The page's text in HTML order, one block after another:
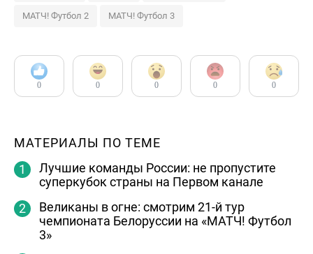
МАТЧ! Футбол 2 МАТЧ! Футбол 3
0 0 0 0 0
МАТЕРИАЛЫ ПО ТЕМЕ
Лучшие команды России: не пропустите
суперкубок страны на Первом канале
Великаны в огне: смотрим 21-й тур
чемпионата Белоруссии на «МАТЧ! Футбол
3»